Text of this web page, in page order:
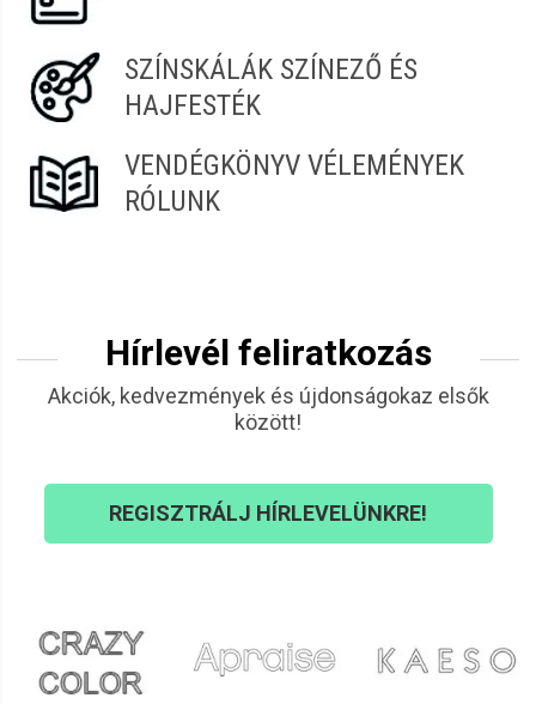
SZÍNSKÁLÁK SZÍNEZŐ ÉS
HAJFESTÉK
VENDÉGKÖNYV VÉLEMÉNYEK
RÓLUNK
Hírlevél feliratkozás
Akciók, kedvezmények és újdonságokaz elsők
között!
REGISZTRÁLJ HÍRLEVELÜNKRE!